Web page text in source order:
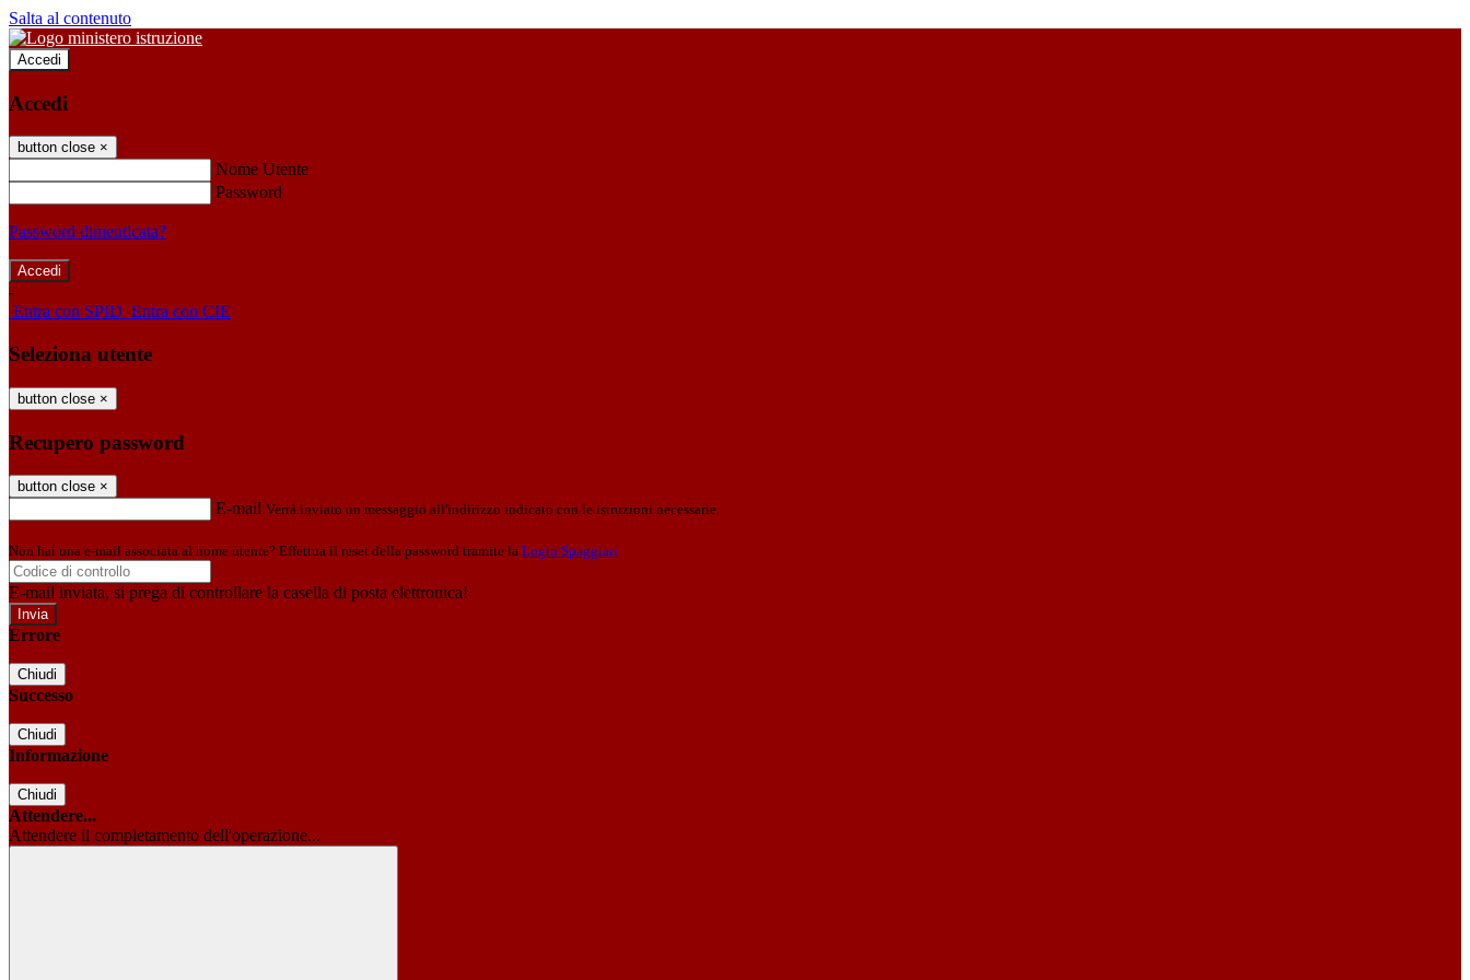
Salta al contenuto
Accedi
Accedi
button close ×
Nome Utente
Password
Password dimenticata?
-
Entra con SPID Entra con CIE
Seleziona utente
button close ×
Recupero password
button close ×
E-mail Verrà inviato un messaggio all'indirizzo indicato con le istruzioni necessarie.
Non hai una e-mail associata al nome utente? Effettua il reset della password tramite la Login Spaggiari
E-mail inviata, si prega di controllare la casella di posta elettronica!
Errore
Chiudi
Successo
Chiudi
Informazione
Chiudi
Attendere...
Attendere il completamento dell'operazione...